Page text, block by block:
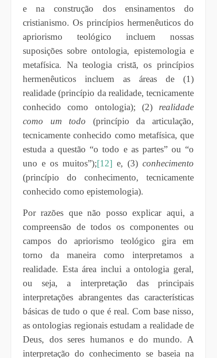
e na construção dos ensinamentos do
cristianismo. Os princípios hermenêuticos do
apriorismo teológico incluem nossas
suposições sobre ontologia, epistemologia e
metafísica. Na teologia cristã, os princípios
hermenêuticos incluem as áreas de (1)
realidade (princípio da realidade, tecnicamente
conhecido como ontologia); (2) realidade
como um todo (princípio da articulação,
tecnicamente conhecido como metafísica, que
estuda a questão “o todo e as partes” ou “o
uno e os muitos”);[12] e, (3)conhecimento
(princípio do conhecimento, tecnicamente
conhecido como epistemologia).
Por razões que não posso explicar aqui, a
compreensão de todos os componentes ou
campos do apriorismo teológico gira em
torno da maneira como interpretamos a
realidade. Esta área inclui a ontologia geral,
ou seja, a interpretação das principais
interpretações abrangentes das características
básicas de tudo o que é real. Com base nisso,
as ontologias regionais estudam a realidade de
Deus, dos seres humanos e do mundo. A
interpretação do conhecimento se baseia na